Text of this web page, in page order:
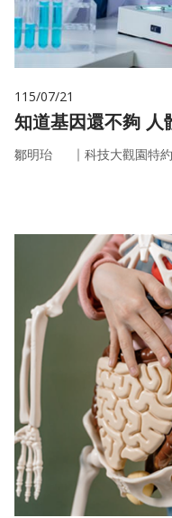
115/07/21
知
鄒明珆 ｜ 科技大觀園特